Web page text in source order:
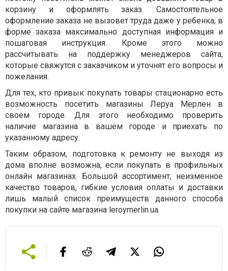
корзину и оформлять заказ. Самостоятельное
оформление заказа не вызовет труда даже у ребенка, в
форме заказа максимально доступная информация и
пошаговая инструкция. Кроме этого можно
рассчитывать на поддержку менеджеров сайта,
которые свяжутся с заказчиком и уточнят его вопросы и
пожелания.
Для тех, кто привык покупать товары стационарно есть
возможность посетить магазиныЛеруа Мерлен в
своем городе. Для этого необходимо проверить
наличие магазина в вашем городе и приехать по
указанному адресу.
Таким образом, подготовка к ремонту не выходя из
дома вполне возможна, если покупать в профильных
онлайн магазинах. Большой ассортимент, неизменное
качество товаров, гибкие условия оплаты и доставки
лишь малый список преимуществ данного способа
покупки на сайте магазина leroymerlin.ua.